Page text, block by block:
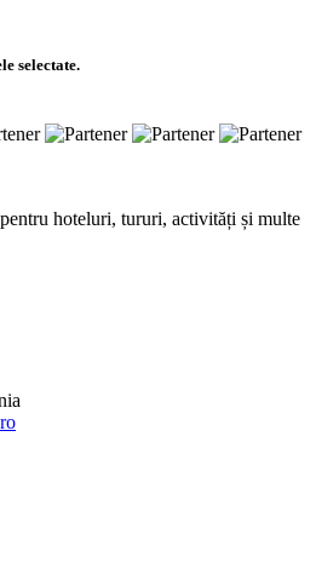
selectate.
hoteluri, tururi, activități și multe